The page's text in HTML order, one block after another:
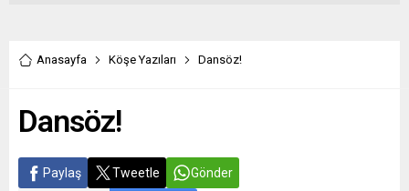
Anasayfa Köşe Yazıları Dansöz!
Dansöz!
Paylaş Tweetle Gönder